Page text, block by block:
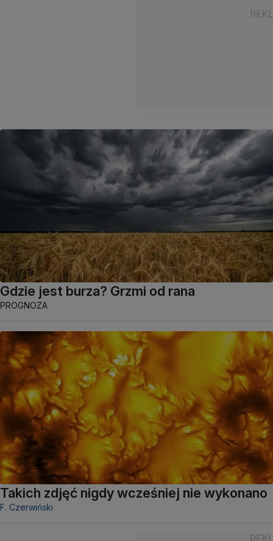
Gdzie jest burza? Grzmi od rana
PROGNOZA
Takich zdjęć nigdy wcześniej nie wykonano
F. Czerwiński